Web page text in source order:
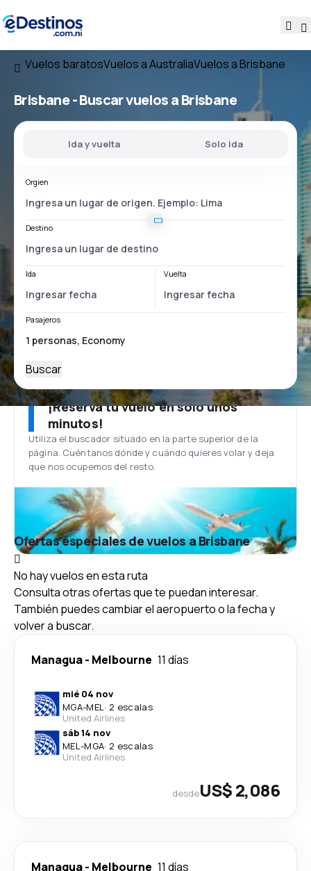
Vuelos baratosVuelos a AustraliaVuelos a Brisbane
Brisbane - Buscar vuelos a Brisbane
Ida y vuelta Solo ida
Orgien
Destino
Ida Vuelta
Pasajeros
Buscar
¡Reserva tu vuelo en solo unos
minutos!
Utiliza el buscador situado en la parte superior de la
página. Cuéntanos dónde y cuándo quieres volar y deja
que nos ocupemos del resto.
Ofertas especiales de vuelos a Brisbane
No hay vuelos en esta ruta
Consulta otras ofertas que te puedan interesar.
También puedes cambiar el aeropuerto o la fecha y
volver a buscar.
Managua- Melbourne 11 días
mié 04 nov
MGA-MEL· 2 escalas
United Airlines
sáb 14 nov
MEL-MGA· 2 escalas
United Airlines
desdeUS$ 2,086
Managua- Melbourne 11 días